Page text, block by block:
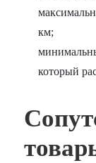
км;
который